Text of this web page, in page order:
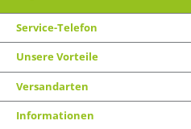
Service-Telefon
Unsere Vorteile
Versandarten
Informationen